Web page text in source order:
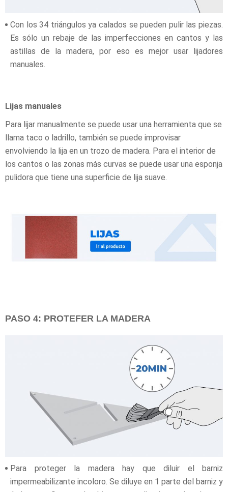
Con los 34 triángulos ya calados se pueden pulir las piezas.
Es sólo un rebaje de las imperfecciones en cantos y las
astillas de la madera, por eso es mejor usar lijadores
manuales.
Lijas manuales
Para lijar manualmente se puede usar una herramienta que se
llama taco o ladrillo, también se puede improvisar
envolviendo la lija en un trozo de madera. Para el interior de
los cantos o las zonas más curvas se puede usar una esponja
pulidora que tiene una superficie de lija suave.
PASO 4: PROTEFER LA MADERA
Para proteger la madera hay que diluir el barniz
impermeabilizante incoloro. Se diluye en 1 parte del barniz y